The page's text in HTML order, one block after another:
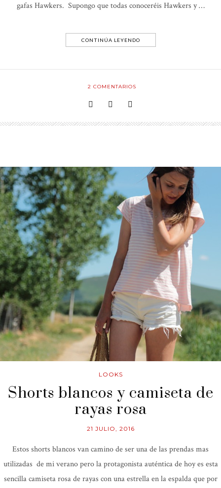
gafas Hawkers. Supongo que todas conoceréis Hawkers y …
CONTINÚA LEYENDO
2 COMENTARIOS
LOOKS
Shorts blancos y camiseta de
rayas rosa
21 JULIO, 2016
Estos shorts blancos van camino de ser una de las prendas mas
utilizadas de mi verano pero la protagonista auténtica de hoy es esta
sencilla camiseta rosa de rayas con una estrella en la espalda que por